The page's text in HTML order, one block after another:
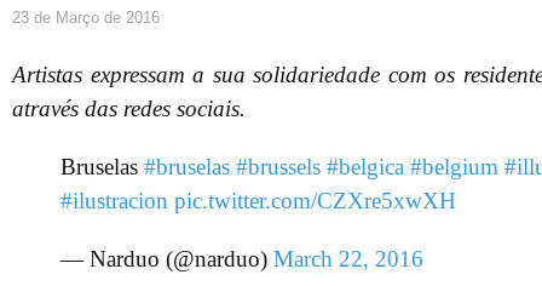
23 de Março de 2016
Artistas expressam a sua solidariedade com os
através das redes sociais.
Bruselas #bruselas #brussels #belgica #belgium
#ilustracion pic.twitter.com/CZXre5xwXH
— Narduo (@narduo) March 22, 2016